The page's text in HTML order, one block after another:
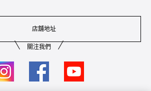
店舖地址
關注我們